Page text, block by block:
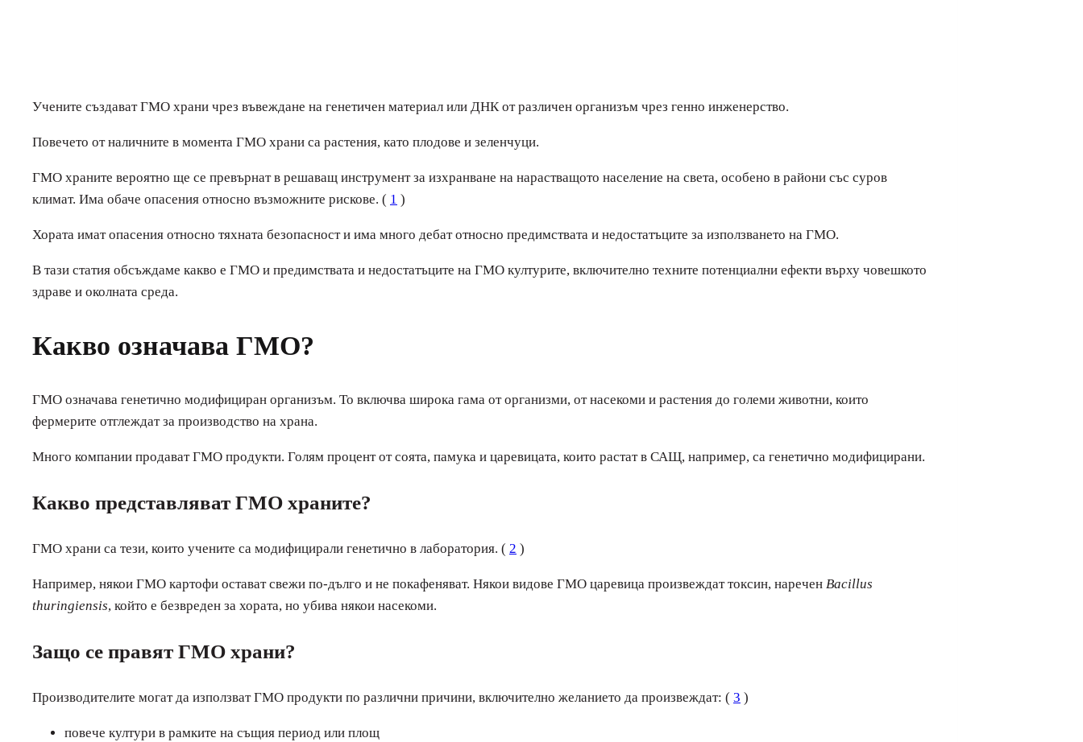
Учените създаватГМО храни чрез въвеждане на генетичен материал или ДНК от различен организъм чрез генно инженерство.
Повечето от наличните в момента ГМО храни са растения, като плодове и зеленчуци.
ГМО храните вероятно ще се превърнатв решаващ инструмент за изхранване на нарастващото население на света, особено в райони със суров
климат. Има обаче опасения относно възможните рискове. ( 1 )
Хората имат опасения относно тяхната безопасност и има много дебат относно предимствата и недостатъците за използването на ГМО.
В тази статия обсъждаме какво е ГМО и предимствата и недостатъците на ГМО културите, включително техните потенциални ефекти върху човешкото
здраве и околната среда.
Какво означава ГМО?
ГМО означава генетично модифициран организъм. То включва широка гама от организми, от насекоми и растения до големи животни, които
фермерите отглеждат за производство на храна.
Много компании продават ГМО продукти. Голям процент от соята, памука и царевицата, които растат в САЩ, например, са генетично модифицирани.
Какво представляват ГМО храните?
ГМО храни са тези, които учените са модифицирали генетично в лаборатория. ( 2 )
Например, някои ГМО картофи остават свежи по-дълго и не покафеняват. Някои видове ГМО царевица произвеждат токсин, наречен Bacillus
thuringiensis, който е безвреден за хората, но убива някои насекоми.
Защо се правят ГМО храни?
Производителите могат да използват ГМО продукти по различни причини, включително желанието да произвеждат: ( 3 )
повече култури в рамките на същия период или площ